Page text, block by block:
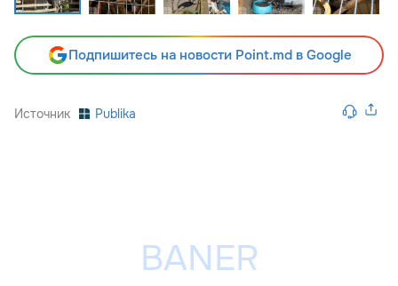
Подпишитесь на новости Point.md в Google
Источник Publika